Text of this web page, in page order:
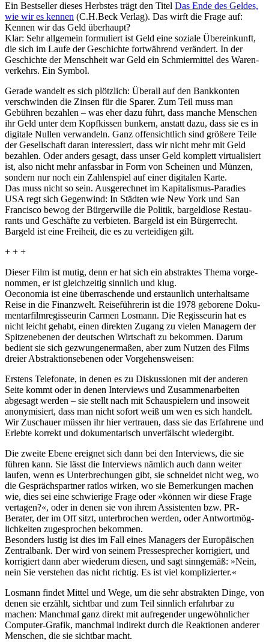
Ein Best­seller dieses Herbstes trägt den Titel Das Ende des Geldes,
wie wir es kennen (C.H.Beck Verlag). Das wirft die Frage auf:
Kennen wir das Geld überhaupt?
Klar: Sehr allgemein formu­liert ist Geld eine soziale Über­ein­kunft,
die sich im Laufe der Geschichte fort­wäh­rend verändert. In der
Geschichte der Mensch­heit war Geld ein Schmier­mittel des Waren­
ver­kehrs. Ein Symbol.
Gerade wandelt es sich plötzlich: Überall auf den Bank­konten
verschwinden die Zinsen für die Sparer. Zum Teil muss man
Gebühren bezahlen – was eher dazu führt, dass manche Menschen
ihr Geld unter dem Kopf­kissen bunkern, anstatt dazu, dass sie es in
digitale Nullen verwan­deln. Ganz offen­sicht­lich sind größere Teile
der Gesell­schaft daran inter­es­siert, dass wir nicht mehr mit Geld
bezahlen. Oder anders gesagt, dass unser Geld komplett virtua­li­siert
ist, also nicht mehr anfassbar in Form von Scheinen und Münzen,
sondern nur noch ein Zahlen­spiel auf einer digitalen Karte.
Das muss nicht so sein. Ausge­rechnet im Kapi­ta­lismus-Paradies
USA regt sich Gegenwind: In Städten wie New York und San
Francisco bewog der Bürger­wille die Politik, bargeld­lose Restau­
rants und Geschäfte zu verbieten. Bargeld ist ein Bürger­recht.
Bargeld ist eine Freiheit, die es zu vertei­digen gilt.
+ + +
Dieser Film ist mutig, denn er hat sich ein abstraktes Thema vorge­
nommen, er ist gleich­zeitig sinnlich und klug.
Oeconomia ist eine über­ra­schende und erstaun­lich unter­halt­same
Reise in die Finanz­welt. Reise­füh­rerin ist die 1978 geborene Doku­
men­tar­film­re­gis­seurin Carmen Losmann. Die Regis­seurin hat es
nicht leicht gehabt, einen direkten Zugang zu vielen Managern der
Spit­zen­ebenen der deutschen Wirt­schaft zu bekommen. Darum
bedient sie sich gezwun­ge­ner­maßen, aber zum Nutzen des Films
dreier Abstrak­ti­ons­ebenen oder Vorge­hens­weisen:
Erstens Tele­fo­nate, in denen es zu Diskus­sionen mit der anderen
Seite kommt oder in denen Inter­views und Zusam­men­ar­beiten
abgesagt werden – sie stellt nach mit Schau­spie­lern und insoweit
anony­mi­siert, dass man nicht sofort weiß um wen es sich handelt.
Wir Zuschauer müssen ihr hier vertrauen, dass sie das Erfahrene und
Erlebte korrekt und doku­men­ta­risch unver­fälscht wieder­gibt.
Die zweite Ebene ereignet sich dann bei den Inter­views, die sie
führen kann. Sie lässt die Inter­views nämlich auch dann weiter
laufen, wenn es Unter­bre­chungen gibt, sie schneidet nicht weg, wo
die Gesprächs­partner ratlos wirken, wo sie Bemer­kungen machen
wie, dies sei eine schwie­rige Frage oder »können wir diese Frage
vertagen?«, oder in denen sie von ihrem Assis­tenten bzw. PR-
Berater, der im Off sitzt, unter­bro­chen werden, oder Antwort­mö­g­
lich­keiten zuge­spro­chen bekommen.
Besonders lustig ist dies im Fall eines Managers der Euro­päi­schen
Zentral­bank. Der wird von seinem Pres­se­spre­cher korri­giert, und
korri­giert dann aber wiederum diesen, und sagt sinngemäß: »Nein,
nein Sie verstehen das nicht richtig. Es ist viel kompli­zierter.«
Losmann findet Mittel und Wege, um die sehr abstrakten Dinge, von
denen sie erzählt, sichtbar und zum Teil sinnlich erfahrbar zu
machen: Manchmal ganz direkt mit aufre­gender unge­wöhn­li­cher
Computer-Grafik, manchmal indirekt durch die Reak­tionen anderer
Menschen, die sie sichtbar macht.